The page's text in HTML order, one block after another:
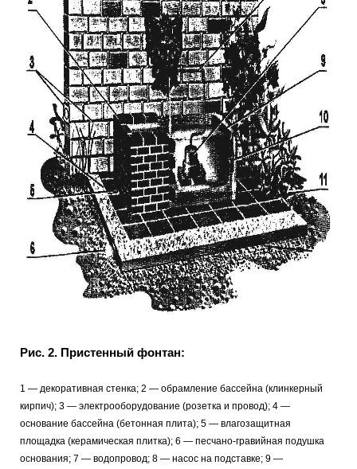
Рис. 2. Пристенный фонтан:
1 — декоративная стенка; 2 — обрамление бассейна (клинкерный
кирпич); 3 — электрооборудование (розетка и провод); 4 —
основание бассейна (бетонная плита); 5 — влагозащитная
площадка (керамическая плитка); 6 — песчано-гравийная подушка
основания; 7 — водопровод; 8 — насос на подставке; 9 —